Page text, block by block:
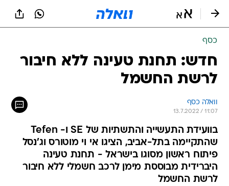
כסף
חדש: תחנת טעינה ללא חיבור
לרשת החשמל
וואלה כסף
13.7.2022 / 11:07
בוועידת התעשייה והתשתיות של SE ו- Tefen
שהתקיימה בתל-אביב, הציגו אי וי מוטורס וג'נסל
פיתוח ראשון מסוגו בישראל - תחנת טעינה
היברידית מבוססת מימן לרכב חשמלי ללא חיבור
לרשת החשמל